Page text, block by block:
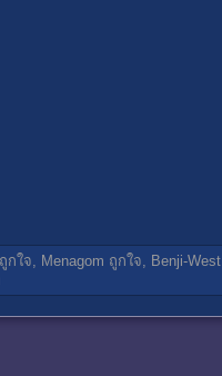
ถูกใจ, Menagom ถูกใจ, Benji-West